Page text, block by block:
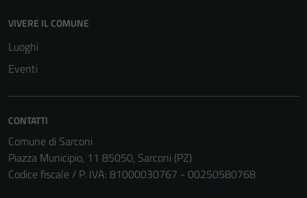
VIVERE IL COMUNE
Luoghi
Eventi
CONTATTI
Comune di Sarconi
Piazza Municipio, 11 85050, Sarconi (PZ)
Codice fiscale / P. IVA: 81000030767 - 00250580768